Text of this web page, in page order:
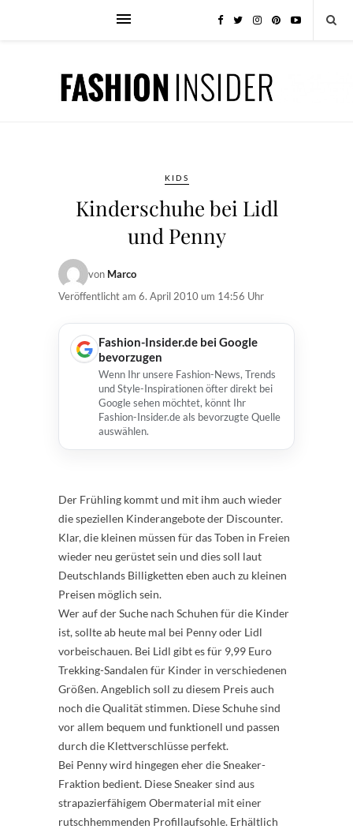
KIDS
Kinderschuhe bei Lidl
und Penny
von Marco
Veröffentlicht am 6. April 2010 um 14:56 Uhr
Fashion-Insider.de bei Google
bevorzugen
Wenn Ihr unsere Fashion-News, Trends
und Style-Inspirationen öfter direkt bei
Google sehen möchtet, könnt Ihr
Fashion-Insider.de als bevorzugte Quelle
auswählen.
Der Frühling kommt und mit ihm auch wieder
die speziellen Kinderangebote der Discounter.
Klar, die kleinen müssen für das Toben in Freien
wieder neu gerüstet sein und dies soll laut
Deutschlands Billigketten eben auch zu kleinen
Preisen möglich sein.
Wer auf der Suche nach Schuhen für die Kinder
ist, sollte ab heute mal bei Penny oder Lidl
vorbeischauen. Bei Lidl gibt es für 9,99 Euro
Trekking-Sandalen für Kinder in verschiedenen
Größen. Angeblich soll zu diesem Preis auch
noch die Qualität stimmen. Diese Schuhe sind
vor allem bequem und funktionell und passen
durch die Klettverschlüsse perfekt.
Bei Penny wird hingegen eher die Sneaker-
Fraktion bedient. Diese Sneaker sind aus
strapazierfähigem Obermaterial mit einer
rutschhemmenden Profillaufsohle. Erhältlich